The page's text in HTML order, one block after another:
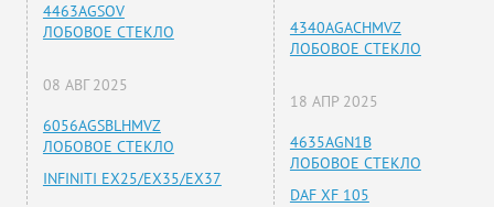
4463AGSOV
ЛОБОВОЕ СТЕКЛО
08 АВГ 2025
6056AGSBLHMVZ
ЛОБОВОЕ СТЕКЛО
INFINITI EX25/EX35/EX37
4340AGACHMVZ
ЛОБОВОЕ СТЕКЛО
18 АПР 2025
4635AGN1B
ЛОБОВОЕ СТЕКЛО
DAF XF 105